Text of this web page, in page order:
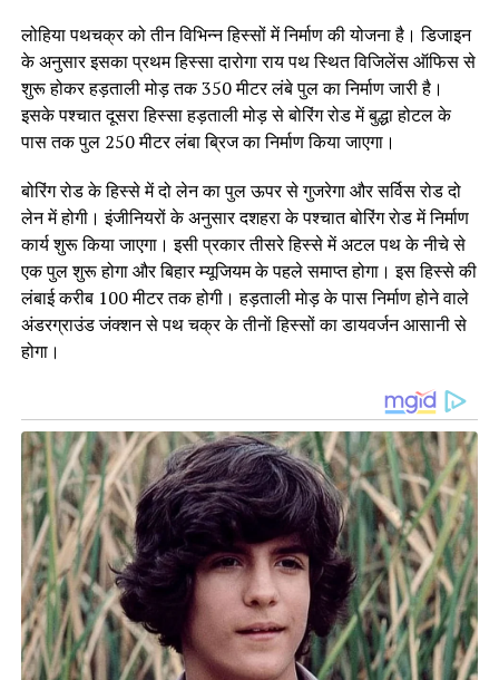
लोहिया पथचक्र को तीन विभिन्न हिस्सों में निर्माण की योजना है। डिजाइन
के अनुसार इसका प्रथम हिस्सा दारोगा राय पथ स्थित विजिलेंस ऑफिस से
शुरू होकर हड़ताली मोड़ तक 350 मीटर लंबे पुल का निर्माण जारी है।
इसके पश्चात दूसरा हिस्सा हड़ताली मोड़ से बोरिंग रोड में बुद्धा होटल के
पास तक पुल 250 मीटर लंबा ब्रिज का निर्माण किया जाएगा।
बोरिंग रोड के हिस्से में दो लेन का पुल ऊपर से गुजरेगा और सर्विस रोड दो
लेन में होगी। इंजीनियरों के अनुसार दशहरा के पश्चात बोरिंग राेड में निर्माण
कार्य शुरू किया जाएगा। इसी प्रकार तीसरे हिस्से में अटल पथ के नीचे से
एक पुल शुरू होगा और बिहार म्यूजियम के पहले समाप्त होगा। इस हिस्से की
लंबाई करीब 100 मीटर तक होगी। हड़ताली माेड़ के पास निर्माण होने वाले
अंडरग्राउंड जंक्शन से पथ चक्र के तीनाें हिस्सों का डायवर्जन आसानी से
होगा।